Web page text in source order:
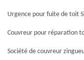
Urgence pour fuite de toit
Couvreur pour réparation
Société de couvreur